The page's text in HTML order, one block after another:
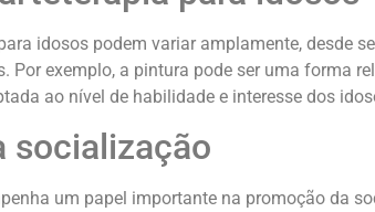
idosos podem variar amplamente, desde
Por exemplo, a pintura pode ser uma forma
ao nível de habilidade e interesse dos
socialização
um papel importante na promoção da